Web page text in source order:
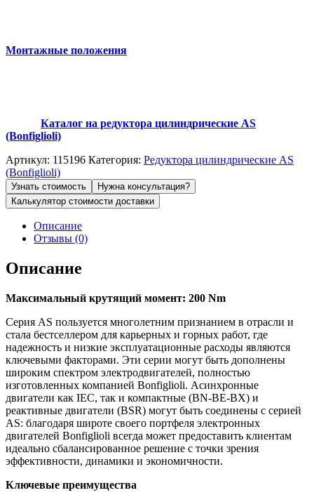
Монтажные положения
Каталог на редуктора цилиндрические AS
(Bonfiglioli)
Артикул: 115196 Категория: Редуктора цилиндрические AS
(Bonfiglioli)
Узнать стоимость
Нужна консультация?
Калькулятор стоимости доставки
Описание
Отзывы (0)
Описание
Максимальный крутящий момент: 200 Nm
Серия AS пользуется многолетним признанием в отрасли и
стала бестселлером для карьерных и горных работ, где
надежность и низкие эксплуатационные расходы являются
ключевыми факторами. Эти серии могут быть дополнены
широким спектром электродвигателей, полностью
изготовленных компанией Bonfiglioli. Асинхронные
двигатели как IEC, так и компактные (BN-BE-BX) и
реактивные двигатели (BSR) могут быть соединены с серией
AS: благодаря широте своего портфеля электронных
двигателей Bonfiglioli всегда может предоставить клиентам
идеально сбалансированное решение с точки зрения
эффективности, динамики и экономичности.
Ключевые преимущества